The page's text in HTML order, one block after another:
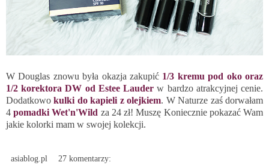
W Douglas znowu była okazja zakupić 1/3 kremu pod oko oraz
1/2 korektora DW od Estee Lauder w bardzo atrakcyjnej cenie.
Dodatkowokulki do kapieli z olejkiem. W Naturze zaś dorwałam
4pomadki Wet'n'Wild za 24 zł! Muszę Koniecznie pokazać Wam
jakie kolorki mam w swojej kolekcji.
asiablog.pl 27 komentarzy: